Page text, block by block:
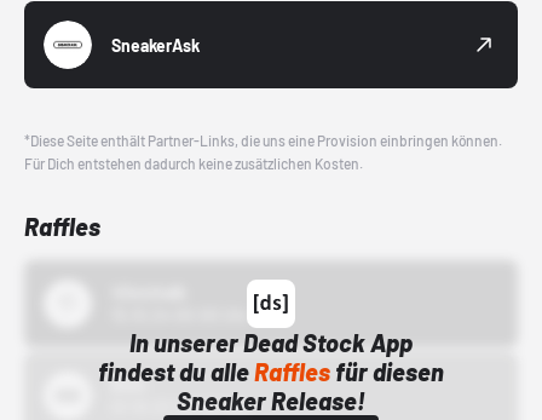
SneakerAsk
*Diese Seite enthält Partner-Links, die uns eine Provision einbringen können.
Für Dich entstehen dadurch keine zusätzlichen Kosten.
Raffles
In unserer Dead Stock App
findest du alleRafflesfür diesen
Sneaker Release!
Bstn
01.10.22 00:00 Uhr